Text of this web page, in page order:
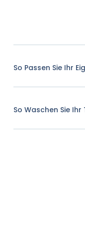
So Passen Sie Ihr
So Waschen Sie